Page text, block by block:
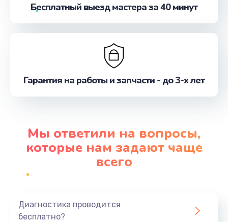
Бесплатный выезд мастера за 40 минут
Гарантия на работы и запчасти - до 3-х лет
Мы ответили на вопросы,
которые нам задают чаще
всего
Диагностика проводится
бесплатно?